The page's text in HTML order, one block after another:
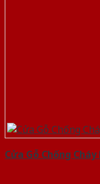
Cửa Gỗ Chống Cháy